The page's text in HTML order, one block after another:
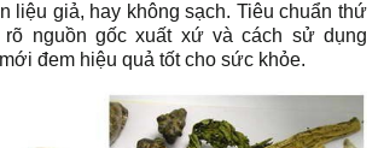
liệu giả, hay không sạch. Tiêu chuẩn thứ
rõ nguồn gốc xuất xứ và cách sử dụng
đem hiệu quả tốt cho sức khỏe.